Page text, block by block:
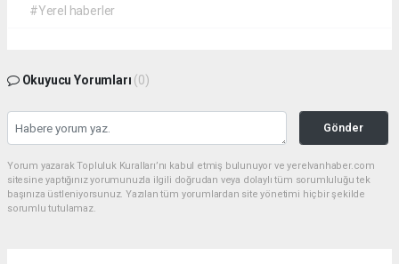
#Yerel haberler
Okuyucu Yorumları (0)
Gönder
Yorum yazarak Topluluk Kuralları’nı kabul etmiş bulunuyor ve yerelvanhaber.com
sitesine yaptığınız yorumunuzla ilgili doğrudan veya dolaylı tüm sorumluluğu tek
başınıza üstleniyorsunuz. Yazılan tüm yorumlardan site yönetimi hiçbir şekilde
sorumlu tutulamaz.